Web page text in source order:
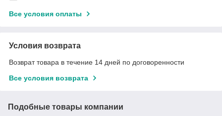
Все условия оплаты
Условия возврата
Возврат товара в течение 14 дней по договоренности
Все условия возврата
Подобные товары компании